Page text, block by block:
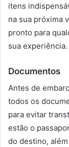
itens
na sua próxima
pronto para
sua experiência.
Documentos
Antes de
todos os
para evitar
estão o
do destino,